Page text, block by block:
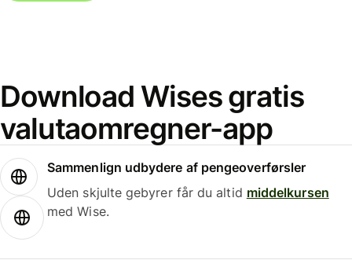
Download Wises gratis
valutaomregner-app
Sammenlign udbydere af pengeoverførsler
Uden skjulte gebyrer får du altid middelkursen
med Wise.